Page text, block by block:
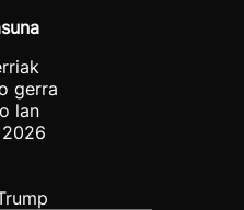
gerra
lan